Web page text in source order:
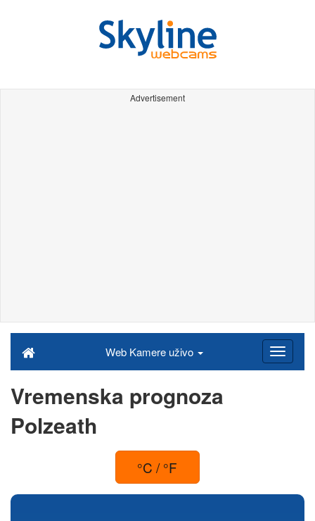
Advertisement
Web Kamere uživo
Vremenska prognoza
Polzeath
°C / °F